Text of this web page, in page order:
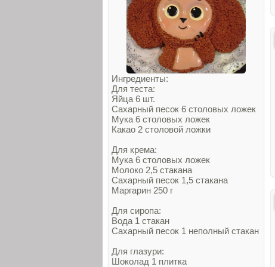
Ингредиенты:
Для теста:
Яйца 6 шт.
Сахарный песок 6 столовых ложек
Мука 6 столовых ложек
Какао 2 столовой ложки
Для крема:
Мука 6 столовых ложек
Молоко 2,5 стакана
Сахарный песок 1,5 стакана
Маргарин 250 г
Для сиропа:
Вода 1 стакан
Сахарный песок 1 неполный стакан
Для глазури:
Шоколад 1 плитка